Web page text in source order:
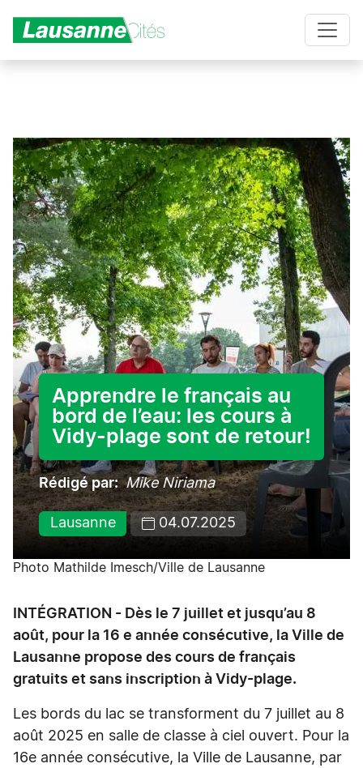
Apprendre le français au
bord de l’eau: les cours à
Vidy-plage sont de retour!
Rédigé par Mike Niriama
Lausanne 04.07.2025
Photo Mathilde Imesch/Ville de Lausanne
INTÉGRATION - Dès le 7 juillet et jusqu’au 8
août, pour la 16 e année consécutive, la Ville de
Lausanne propose des cours de français
gratuits et sans inscription à Vidy-plage.
Les bords du lac se transforment du 7 juillet au 8
août 2025 en salle de classe à ciel ouvert. Pour la
16e année consécutive, la Ville de Lausanne, par